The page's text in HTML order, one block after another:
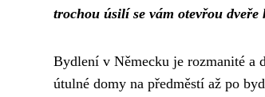
trochou úsilí se vám otevřou
Bydlení v Německu je rozmanité a
útulné domy na předměstí až po